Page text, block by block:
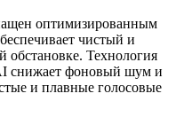
оптимизированным
чистый и
Технология
снижает фоновый шум и
и плавные голосовые